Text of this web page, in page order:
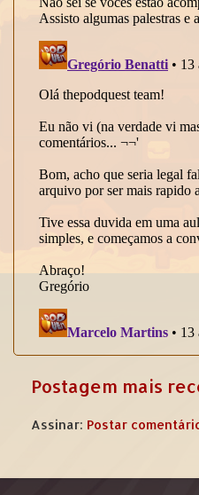
Postagem mais
Assinar: Postar